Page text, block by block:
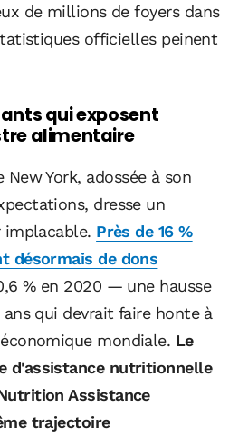
de millions de foyers dans
officielles peinent
qui exposent
alimentaire
New York, adossée à son
dresse un
Près de 16 %
désormais de dons
% en 2020 — une hausse
qui devrait faire honte à
mondiale. Le
d'assistance nutritionnelle
Assistance
trajectoire